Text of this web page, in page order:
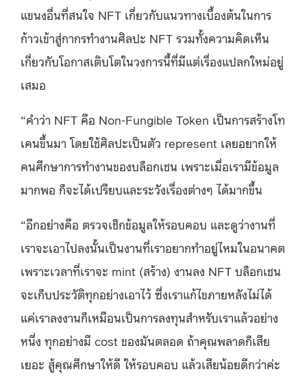
แขนงอื่นที่สนใจ NFT เกี่ยวกับแนวทางเบื้องต้นในการ
ก้าวเข้าสู่กากรทำงานศิลปะ NFT รวมทั้งความคิดเห็น
เกี่ยวกับโอกาสเติบโตในวงการนี้ที่มีแต่เรื่องแปลกใหม่อยู่
เสมอ
“คำว่า NFT คือ Non-Fungible Token เป็นการสร้างโท
เคนขึ้นมา โดยใช้ศิลปะเป็นตัว represent เลยอยากให้
คนศึกษาการทำงานของบล็อกเชน เพราะเมื่อเรามีข้อมูล
มากพอ ก็จะได้เปรียบและระวังเรื่องต่างๆ ได้มากขึ้น
“อีกอย่างคือ ตรวจเช็กข้อมูลให้รอบคอบ และดูว่างานที่
เราจะเอาไปลงนั้นเป็นงานที่เราอยากทำอยู่ไหมในอนาคต
เพราะเวลาที่เราจะ mint (สร้าง) งานลง NFT บล็อกเชน
จะเก็บประวัติทุกอย่างเอาไว้ ซึ่งเราแก้ไขภายหลังไม่ได้
แค่เราลงงานก็เหมือนเป็นการลงทุนสำหรับเราแล้วอย่าง
หนึ่ง ทุกอย่างมี cost ของมันตลอด ถ้าคุณพลาดก็เสีย
เยอะ สู้คุณศึกษาให้ดี ให้รอบคอบ แล้วเสียน้อยดีกว่าค่ะ